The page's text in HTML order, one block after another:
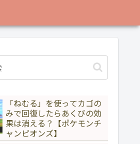
「ねむる」を使ってカゴの
みで回復したらあくびの効
果は消える？【ポケモンチ
ャンピオンズ】